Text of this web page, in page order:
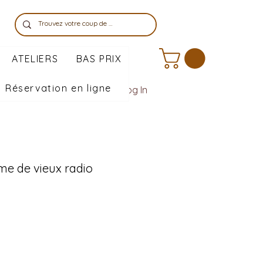
ATELIERS BAS PRIX
Réservation en ligne
de vieux radio
Log In